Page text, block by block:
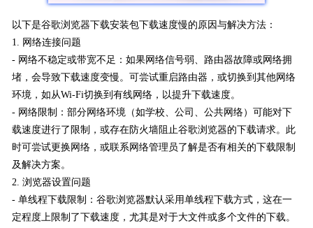
以下是谷歌浏览器下载安装包下载速度慢的原因与解决方法：
1. 网络连接问题
- 网络不稳定或带宽不足：如果网络信号弱、路由器故障或网络拥
堵，会导致下载速度变慢。可尝试重启路由器，或切换到其他网络
环境，如从Wi-Fi切换到有线网络，以提升下载速度。
- 网络限制：部分网络环境（如学校、公司、公共网络）可能对下
载速度进行了限制，或存在防火墙阻止谷歌浏览器的下载请求。此
时可尝试更换网络，或联系网络管理员了解是否有相关的下载限制
及解决方案。
2. 浏览器设置问题
- 单线程下载限制：谷歌浏览器默认采用单线程下载方式，这在一
定程度上限制了下载速度，尤其是对于大文件或多个文件的下载。